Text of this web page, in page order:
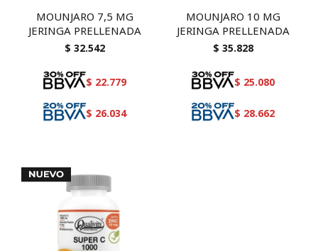
MOUNJARO 7,5 MG
JERINGA PRELLENADA
$ 32.542
$ 22.779
$ 26.034
MOUNJARO 10 MG
JERINGA PRELLENADA
$ 35.828
$ 25.080
$ 28.662